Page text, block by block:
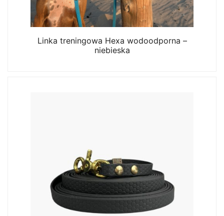
Linka treningowa Hexa wodoodporna –
niebieska